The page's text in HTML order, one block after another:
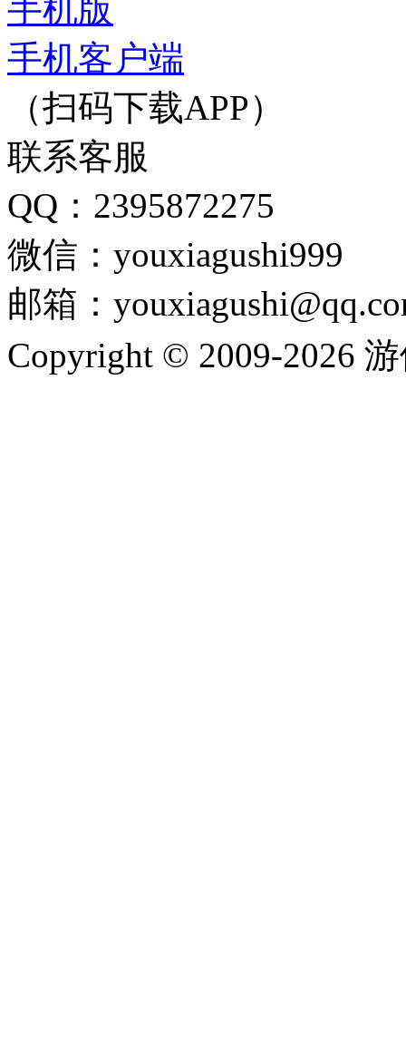
手机版
手机客户端
（扫码下载APP）
联系客服
QQ：2395872275
微信：youxiagushi999
邮箱：
Copyright © 2009-2026